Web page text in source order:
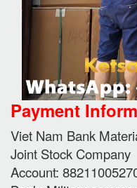
Payment
Viet Nam Bank
Joint Stock Company
Account: